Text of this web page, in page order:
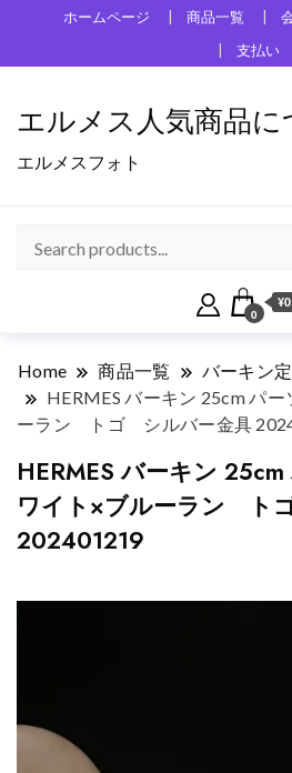
ホームページ 商品一覧
支払い
エルメス人気商品
エルメスフォト
0
¥0
Home 商品一覧 バーキン
HERMES バーキン 25cm パ
ーラン トゴ シルバー金具
HERMES バーキン
ワイト×ブルーラン ト
202401219